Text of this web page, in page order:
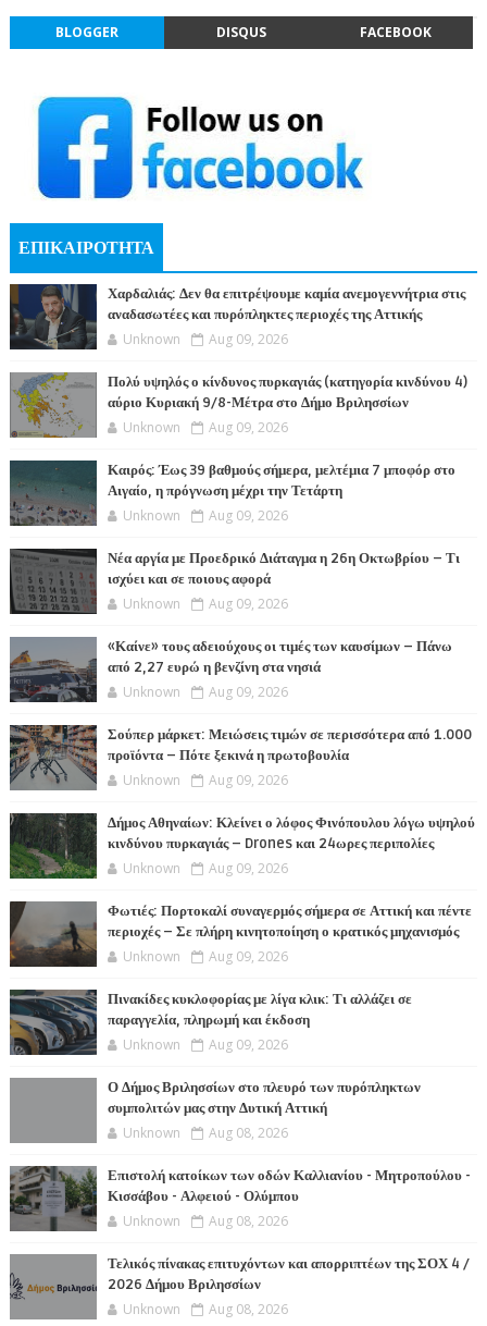
BLOGGER DISQUS FACEBOOK
ΕΠΙΚΑΙΡΟΤΗΤΑ
Χαρδαλιάς: Δεν θα επιτρέψουμε καμία ανεμογεννήτρια στις
αναδασωτέες και πυρόπληκτες περιοχές της Αττικής
Unknown Aug 09, 2026
Πολύ υψηλός ο κίνδυνος πυρκαγιάς (κατηγορία κινδύνου 4)
αύριο Κυριακή 9/8-Μέτρα στο Δήμο Βριλησσίων
Unknown Aug 09, 2026
Καιρός: Έως 39 βαθμούς σήμερα, μελτέμια 7 μποφόρ στο
Αιγαίο, η πρόγνωση μέχρι την Τετάρτη
Unknown Aug 09, 2026
Νέα αργία με Προεδρικό Διάταγμα η 26η Οκτωβρίου – Τι
ισχύει και σε ποιους αφορά
Unknown Aug 09, 2026
«Καίνε» τους αδειούχους οι τιμές των καυσίμων – Πάνω
από 2,27 ευρώ η βενζίνη στα νησιά
Unknown Aug 09, 2026
Σούπερ μάρκετ: Μειώσεις τιμών σε περισσότερα από 1.000
προϊόντα – Πότε ξεκινά η πρωτοβουλία
Unknown Aug 09, 2026
Δήμος Αθηναίων: Κλείνει ο λόφος Φινόπουλου λόγω υψηλού
κινδύνου πυρκαγιάς – Drones και 24ωρες περιπολίες
Unknown Aug 09, 2026
Φωτιές: Πορτοκαλί συναγερμός σήμερα σε Αττική και πέντε
περιοχές – Σε πλήρη κινητοποίηση ο κρατικός μηχανισμός
Unknown Aug 09, 2026
Πινακίδες κυκλοφορίας με λίγα κλικ: Τι αλλάζει σε
παραγγελία, πληρωμή και έκδοση
Unknown Aug 09, 2026
Ο Δήμος Βριλησσίων στο πλευρό των πυρόπληκτων
συμπολιτών μας στην Δυτική Αττική
Unknown Aug 08, 2026
Επιστολή κατοίκων των οδών Καλλιανίου - Μητροπούλου -
Κισσάβου - Αλφειού - Ολύμπου
Unknown Aug 08, 2026
Τελικός πίνακας επιτυχόντων και απορριπτέων της ΣΟΧ 4 /
2026 Δήμου Βριλησσίων
Unknown Aug 08, 2026